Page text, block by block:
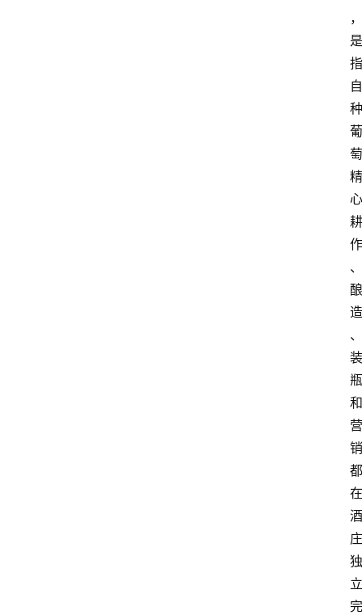
，
是
指
自
种
葡
萄
精
心
耕
作
、
酿
造
、
装
瓶
和
营
销
都
在
酒
庄
独
立
完